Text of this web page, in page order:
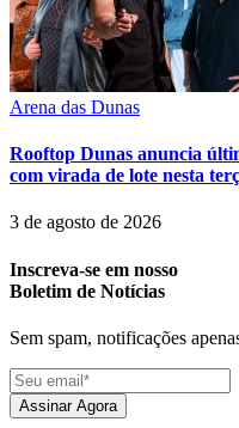
Arena das Dunas
Rooftop Dunas anuncia
com virada de lote nesta
3 de agosto de 2026
Inscreva-se em nosso
Boletim de Notícias
Sem spam, notificações
Assinar Agora